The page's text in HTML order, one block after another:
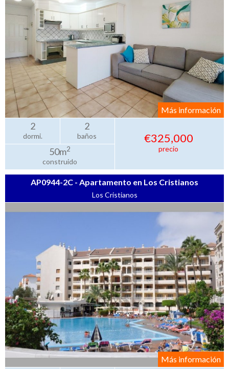
Más información
2
dormi.
2
baños
50m2
construido
€325,000
precio
AP0944-2C - Apartamento en Los Cristianos
Los Cristianos
Más información